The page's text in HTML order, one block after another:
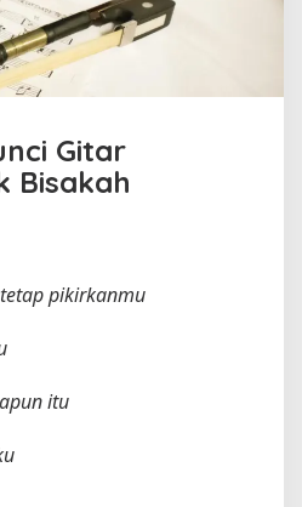
Gitar
Bisakah
pikirkanmu
itu